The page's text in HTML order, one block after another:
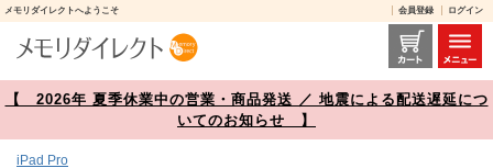
メモリダイレクトへようこそ 会員登録 ログイン
iPad Pro対応マウス 商品一覧【メモリダイレクト】
【 2026年 夏季休業中の営業・商品発送 ／ 地震による配送遅延につ
いてのお知らせ 】
iPad Pro